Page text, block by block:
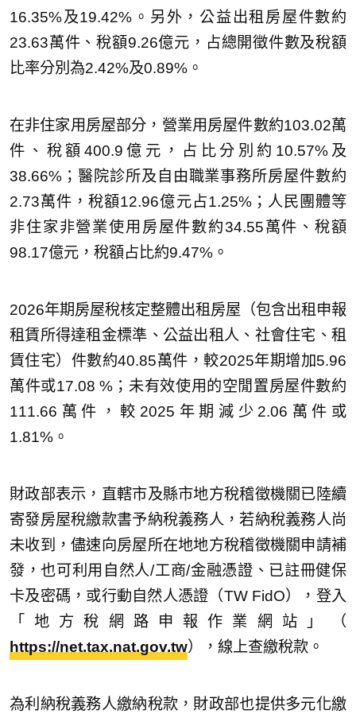
16.35%及19.42%。另外，公益出租房屋件數約
23.63萬件、稅額9.26億元，占總開徵件數及稅額
比率分別為2.42%及0.89%。
在非住家用房屋部分，營業用房屋件數約103.02萬
件、稅額400.9億元，占比分別約10.57%及
38.66%；醫院診所及自由職業事務所房屋件數約
2.73萬件，稅額12.96億元占1.25%；人民團體等
非住家非營業使用房屋件數約34.55萬件、稅額
98.17億元，稅額占比約9.47%。
2026年期房屋稅核定整體出租房屋（包含出租申報
租賃所得達租金標準、公益出租人、社會住宅、租
賃住宅）件數約40.85萬件，較2025年期增加5.96
萬件或17.08 %；未有效使用的空閒置房屋件數約
111.66萬件，較2025年期減少2.06萬件或
1.81%。
財政部表示，直轄市及縣市地方稅稽徵機關已陸續
寄發房屋稅繳款書予納稅義務人，若納稅義務人尚
未收到，儘速向房屋所在地地方稅稽徵機關申請補
發，也可利用自然人/工商/金融憑證、已註冊健保
卡及密碼，或行動自然人憑證（TW FidO），登入
「地方稅網路申報作業網站」（
https://net.tax.nat.gov.tw），線上查繳稅款。
為利納稅義務人繳納稅款，財政部也提供多元化繳